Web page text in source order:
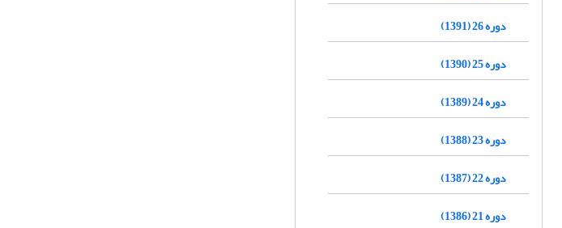
دوره 26 (1391)
دوره 25 (1390)
دوره 24 (1389)
دوره 23 (1388)
دوره 22 (1387)
دوره 21 (1386)